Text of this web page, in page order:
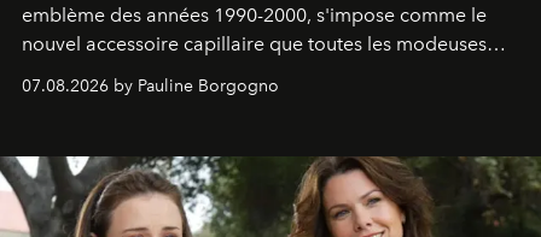
emblème des années 1990-2000, s'impose comme le
nouvel accessoire capillaire que toutes les modeuses
s'arrachent déjà.
07.08.2026 by Pauline Borgogno